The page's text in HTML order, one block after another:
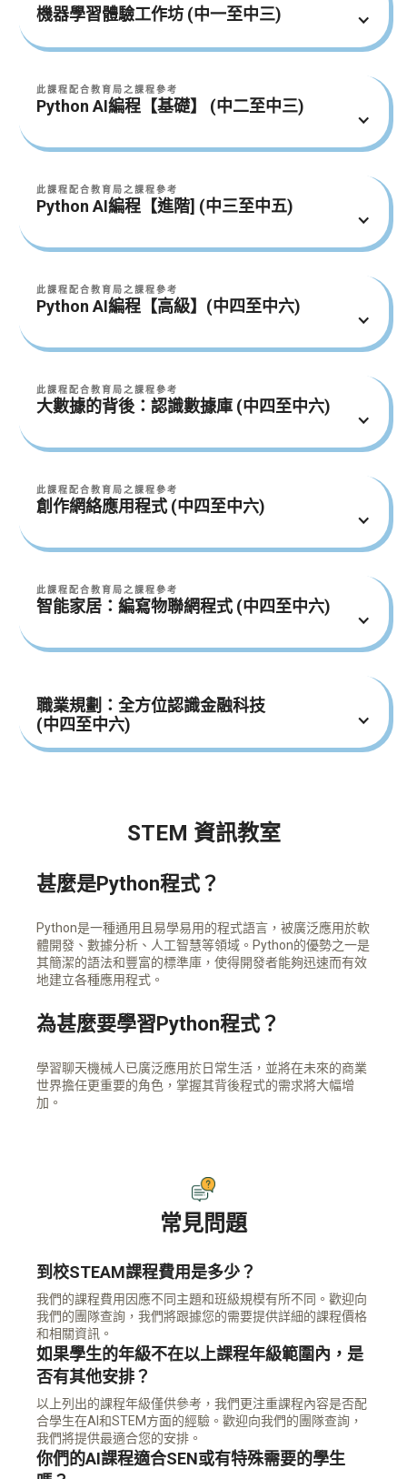
電學基礎：電力、照明與火的應用
虛擬實境（VR）場景的創建及應用：使用Oculus
Quest進行沉浸式體驗
可自訂適合貴校課程的場景：以任務為基礎的
虛擬災難救援任務
機器學習體驗工作坊 (中一至中三)
​​​Python語言和程序設計基礎知識
學習收集數據的技巧
每堂內容
了解人工智能機器學習概念、初探Google
Teachable Machine
此課程配合教育局之課程參考
Python​ AI編程【基礎】 (中二至中三)
Python編程
Python數據結構
每堂內容
Python編程基礎
Python邏輯運算
此課程配合教育局之課程參考
Python AI編程【進階] (中三至中五)
學生將會掌握
每堂內容
遞迴
此課程配合教育局之課程參考
Python​ AI編程【高級】(中四至中六)
學生將會掌握
體驗）
基于類編程
此課程配合教育局之課程參考
大數據的背後：認識數據庫 (中四至中六)
認識數據庫管理系統（DBMS）
認識結構化查詢語言（SQL）
每堂內容
數據庫管理系統介紹
結構化查詢語言（SQL）介紹
數據庫設計
此課程配合教育局之課程參考
創作網絡應用程式 (中四至中六)
認識客戶機-伺服器概念
認識及設計網絡編程
每堂內容
認識客戶機—伺服器概念
認識網頁編程
課題－編寫網頁應用程式I
此課程配合教育局之課程參考
智能家居：編寫物聯網程式 (中四至中六)
認識編程模型運作
靈活運用物聯網（IoT）
每堂內容
物聯網（IoT）應用
職業規劃：全方位認識金融科技
(中四至中六)
了解科技內容，讓他們在選科時更有把握
認識區塊鏈
認識加密貨幣/NFT
STEM 資訊教室
甚麼是Python程式？
Python是一種通用且易學易用的程式語言，被廣泛應用於軟
體開發、數據分析、人工智慧等領域。Python的優勢之一是
其簡潔的語法和豐富的標準庫，使得開發者能夠迅速而有效
地建立各種應用程式。
為甚麼要學習Python程式？
學習聊天機械人已廣泛應用於日常生活，並將在未來的商業
世界擔任更重要的角色，掌握其背後程式的需求將大幅增
加。
常見問題
到校STEAM課程費用是多少？
我們的課程費用因應不同主題和班級規模有所不同。歡迎向
我們的團隊查詢，我們將跟據您的需要提供詳細的課程價格
和相關資訊。
如果學生的年級不在以上課程年級範圍內，是
否有其他安排？
以上列出的課程年級僅供參考，我們更注重課程內容是否配
合學生在AI和STEM方面的經驗。歡迎向我們的團隊查詢，
我們將提供最適合您的安排。
你們的AI課程適合SEN或有特殊需要的學生